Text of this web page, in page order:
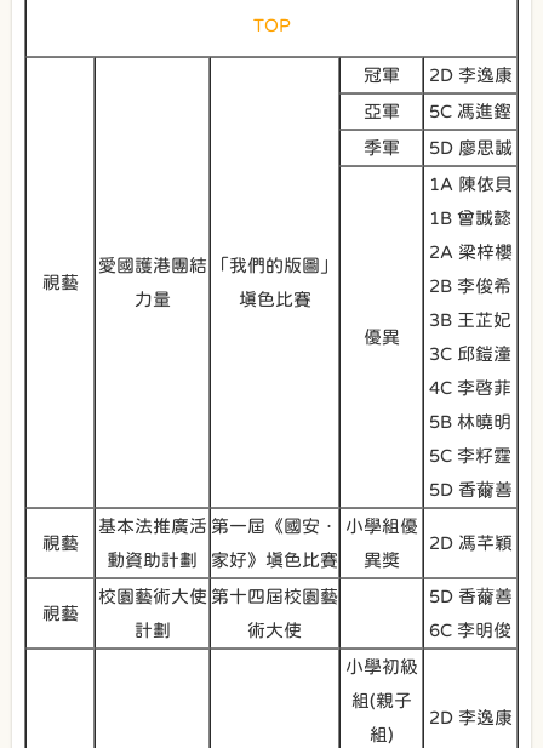
TOP
視藝
愛國護港團結
力量
「我們的版圖」
填色比賽
冠軍
2D 李逸康
亞軍
5C 馮進鏗
季軍
5D 廖思誠
優異
1A 陳依貝
1B 曾誠懿
2A 梁梓櫻
2B 李俊希
3B 王芷妃
3C 邱鎧潼
4C 李啓菲
5B 林曉明
5C 李籽霆
5D 香薾善
視藝
基本法推廣活
動資助計劃
第一屆《國安．
家好》填色比賽
小學組優
異獎
2D 馮芊穎
視藝
校園藝術大使
計劃
第十四屆校園藝
術大使
5D 香薾善
6C 李明俊
小學初級
組(親子
組)
2D 李逸康